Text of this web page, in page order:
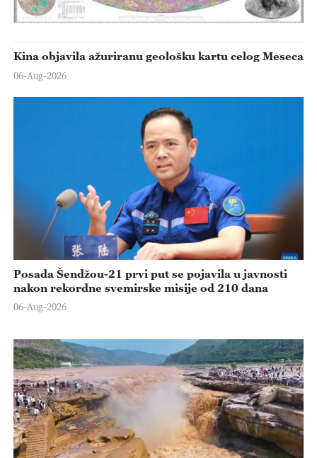
Kina objavila ažuriranu geološku kartu celog Meseca
06-Aug-2026
Posada Šendžou-21 prvi put se pojavila u javnosti
nakon rekordne svemirske misije od 210 dana
06-Aug-2026